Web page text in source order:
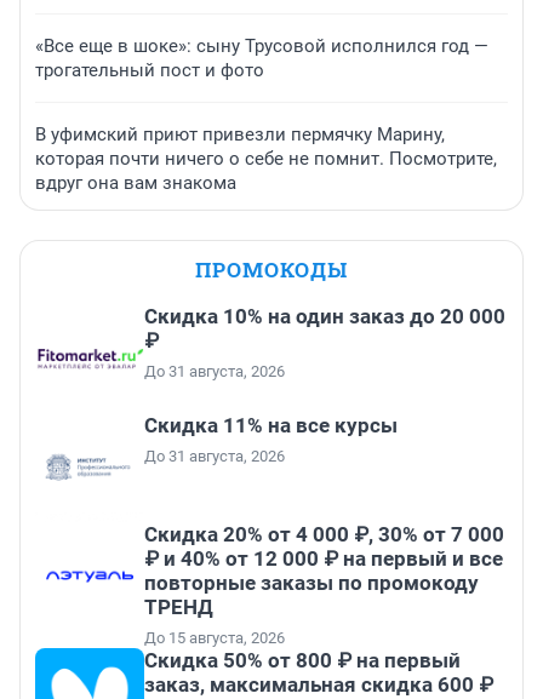
«Все еще в шоке»: сыну Трусовой исполнился год —
трогательный пост и фото
В уфимский приют привезли пермячку Марину,
которая почти ничего о себе не помнит. Посмотрите,
вдруг она вам знакома
ПРОМОКОДЫ
Скидка 10% на один заказ до 20 000
₽
До 31 августа, 2026
Скидка 11% на все курсы
До 31 августа, 2026
Скидка 20% от 4 000 ₽, 30% от 7 000
₽ и 40% от 12 000 ₽ на первый и все
повторные заказы по промокоду
ТРЕНД
До 15 августа, 2026
Скидка 50% от 800 ₽ на первый
заказ, максимальная скидка 600 ₽